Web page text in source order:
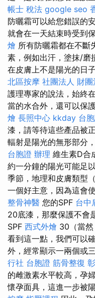
帳士 稅法 google seo
防曬霜可以給您錯誤的
就會在一天結束時受到
燴 所有防曬霜都在不斷
素，例如出汗，塗抹/磨
在皮膚上不是陽光的日
北區按摩 社團法人 財團
護理專家的說法，始終
當的水合外，還可以保
燴 長照中心 kkday 台
漆，請等待這些產品被
輻射是陽光的無形部分
台胞證 辦理 維生素D合
約一分鐘的陽光可能足
季節，地理和皮膚類型
一個好主意，因為這會
整骨神醫 您的SPF 台中
20底漆，那麼保護不會
SPF 西式外燴 30（當
看到這一點，我們可以
外，經常顯示一兩個或
行社 台胞證 筋骨整復
的雌激素水平較高，孕
懷孕面具，這進一步被